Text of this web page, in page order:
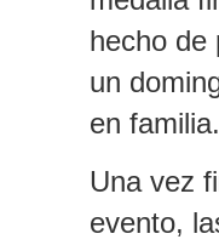
hecho de
un
en familia.
Una vez
evento,